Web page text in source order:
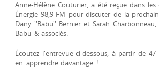
Anne-Hélène Couturier, a été reçue dans
Énergie 98,9 FM pour discuter de la
Dany ''Babu'' Bernier et Sarah
Babu & associés.
Écoutez l'entrevue ci-dessous, à partir de
en apprendre davantage !